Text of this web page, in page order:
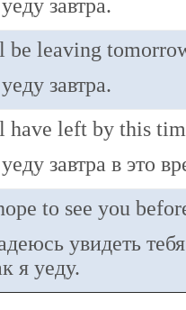
завтра.
be leaving
завтра.
have left by this
завтра в это
to see you
увидеть
я уеду.